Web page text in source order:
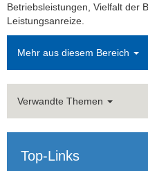
Prof. Nick Zubanov, Ph.D.
Bachelor- und
Betriebsleistungen, Vielfalt der
Leistungsanreize.
Mehr aus diesem Bereich
Verwandte Themen
Top-Links